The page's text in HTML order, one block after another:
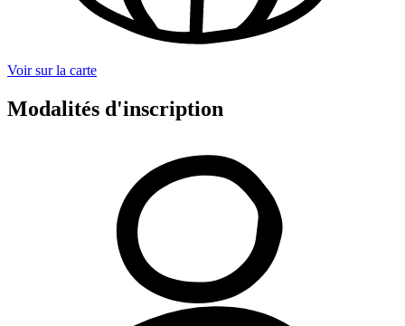
Voir sur la carte
Modalités d'inscription